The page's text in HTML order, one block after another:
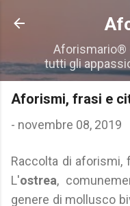
Passa
Aforismario®
tutti gli
Aforismi, frasi e
- novembre 08, 2019
Raccolta di aforismi,
L'ostrea,
genere di mollusco